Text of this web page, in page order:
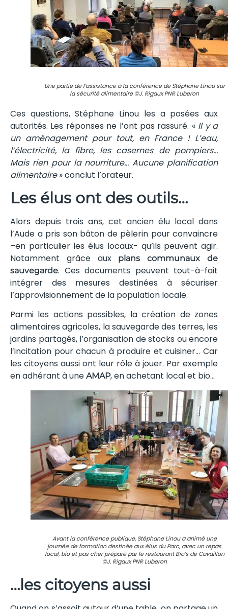
Une partie de l’assistance à la conférence de Stéphane Linou sur
la sécurité alimentaire ©J. Rigaux PNR Luberon
Ces questions, Stéphane Linou les a posées aux
autorités. Les réponses ne l’ont pas rassuré. « Il y a
un aménagement pour tout, en France ! L’eau,
l’électricité, la fibre, les casernes de pompiers…
Mais rien pour la nourriture… Aucune planification
alimentaire» conclut l’orateur.
Les élus ont des outils…
Alors depuis trois ans, cet ancien élu local dans
l’Aude a pris son bâton de pèlerin pour convaincre
–en particulier les élus locaux- qu’ils peuvent agir.
Notamment grâce aux
plans communaux de
sauvegarde. Ces documents peuvent tout-à-fait
intégrer des mesures destinées à sécuriser
l’approvisionnement de la population locale.
Parmi les actions possibles, la création de zones
alimentaires agricoles, la sauvegarde des terres, les
jardins partagés, l’organisation de stocks ou encore
l’incitation pour chacun à produire et cuisiner… Car
les citoyens aussi ont leur rôle à jouer. Par exemple
en adhérant à une AMAP, en achetant local et bio…
Avant la conférence publique, Stéphane Linou a animé une
journée de formation destinée aux élus du Parc, avec un repas
local, bio et pas cher préparé par le restaurant Bio’s de Cavaillon
©J. Rigaux PNR Luberon
…les citoyens aussi